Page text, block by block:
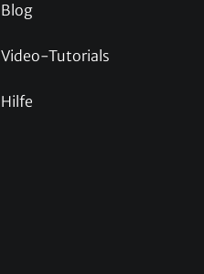
Blog
Video-Tutorials
Hilfe